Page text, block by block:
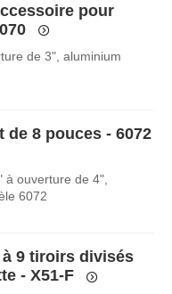
pour
de 3", aluminium
8 pouces - 6072
à ouverture de 4",
6072
9 tiroirs divisés
- X51-F